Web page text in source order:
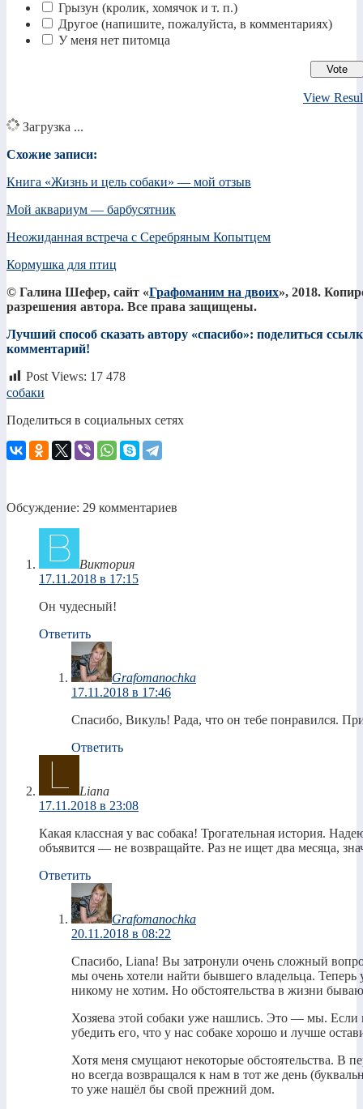
Грызун (кролик, хомячок и т. п.)
Другое (напишите, пожалуйста, в комментариях)
У меня нет питомца
View
Загрузка ...
Схожие записи:
Книга «Жизнь и цель собаки» — мой отзыв
Мой аквариум — барбусятник
Неожиданная встреча с Серебряным Копытцем
Кормушка для птиц
© Галина Шефер, сайт «Графоманим на двоих», 2018.
разрешения автора. Все права защищены.
Лучший способ сказать автору «спасибо»: поделиться
комментарий!
Post Views: 17 478
собаки
Поделиться в социальных сетях
Обсуждение: 29 комментариев
Виктория
17.11.2018 в 17:15
Он чудесный!
Ответить
Grafomanochka
17.11.2018 в 17:46
Спасибо, Викуль! Рада, что он тебе понравился.
Ответить
Liana
17.11.2018 в 23:08
Какая классная у вас собака! Трогательная история.
объявится — не возвращайте. Раз не ищет два месяца,
Ответить
Grafomanochka
20.11.2018 в 08:22
Спасибо, Liana! Вы затронули очень сложный
мы очень хотели найти бывшего владельца.
никому не хотим. Но обстоятельства в жизни
Хозяева этой собаки уже нашлись. Это — мы.
убедить его, что у нас собаке хорошо и лучше
Хотя меня смущают некоторые обстоятельства. В
но всегда возвращался к нам в тот же день
то уже нашёл бы свой прежний дом.